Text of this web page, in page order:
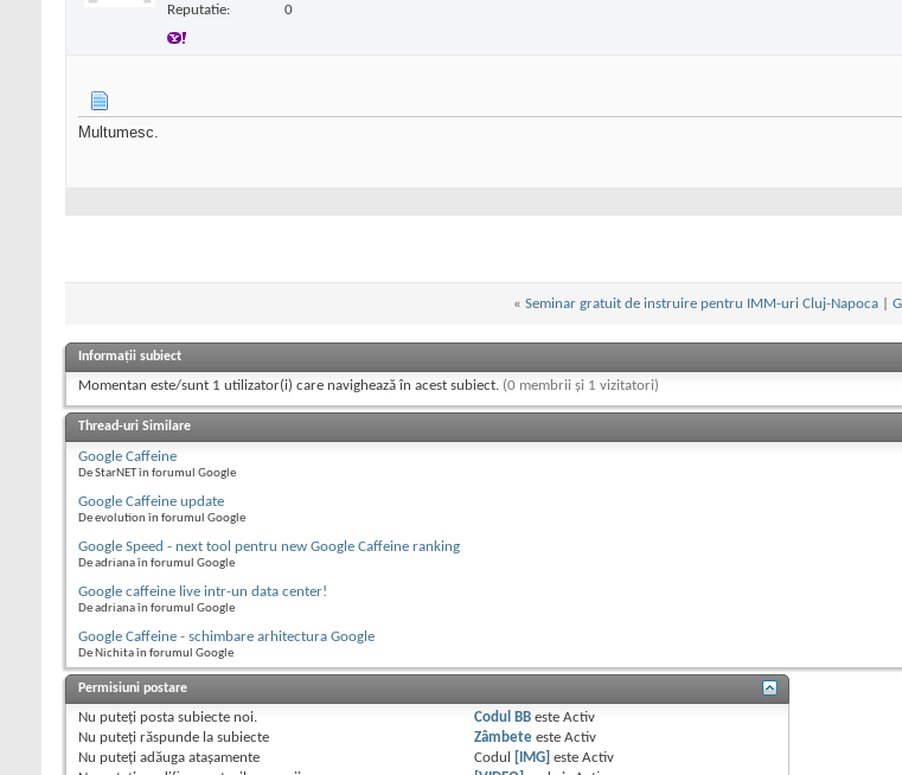
Reputatie: 0
Multumesc.
« Seminar gratuit de instruire pentru IMM-uri Cluj-Napoca|
Informații subiect
Momentan este/sunt 1 utilizator(i) care navighează în acest subiect. (0 membrii și 1 vizitatori)
Thread-uri Similare
Google Caffeine
De StarNET în forumul Google
Google Caffeine update
De evolution în forumul Google
Google Speed - next tool pentru new Google Caffeine ranking
De adriana în forumul Google
Google caffeine live intr-un data center!
De adriana în forumul Google
Google Caffeine - schimbare arhitectura Google
De Nichita în forumul Google
Permisiuni postare
Nu puteţi posta subiecte noi.
Nu puteţi răspunde la subiecte
Nu puteţi adăuga ataşamente
Codul BB esteActiv
Zâmbete esteActiv
Codul
[IMG] esteActiv